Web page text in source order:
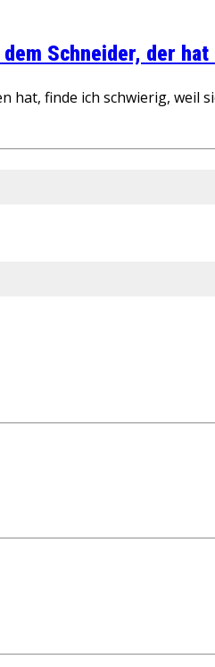
Schneider, der
hat, finde ich schwierig, weil